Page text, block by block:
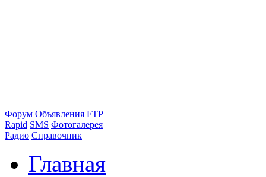
Форум Объявления FTP
Rapid SMS Фотогалерея
Радио Справочник
Главная